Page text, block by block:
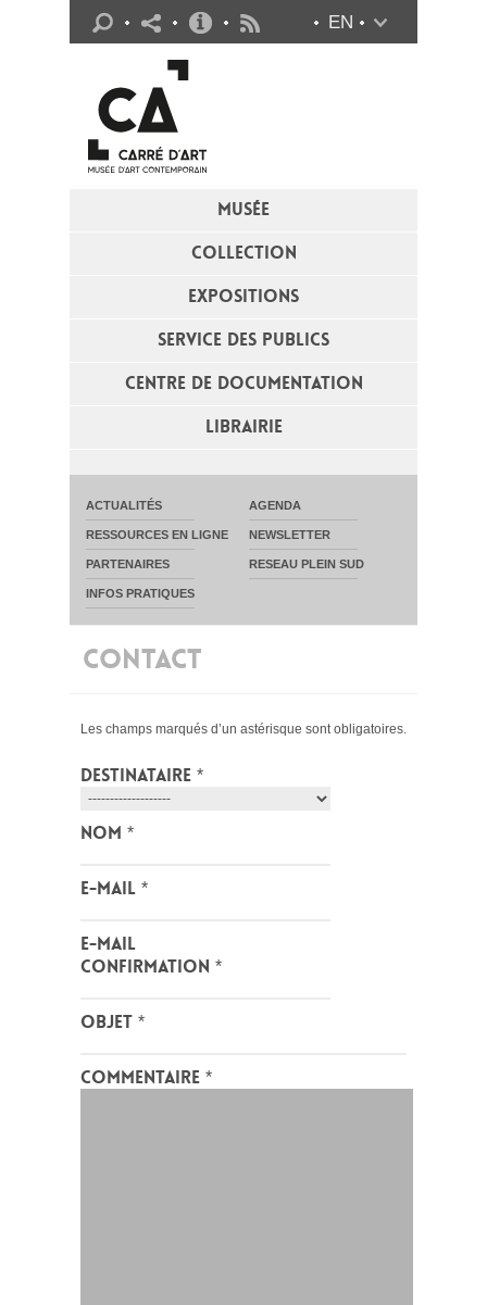
MUSÉE
COLLECTION
EXPOSITIONS
SERVICE DES PUBLICS
CENTRE DE DOCUMENTATION
LIBRAIRIE
EN
ACTUALITÉS AGENDA
RESSOURCES EN LIGNE NEWSLETTER
PARTENAIRES RESEAU PLEIN SUD
INFOS PRATIQUES
Infos pratiques
CONTACT
Les champs marqués d’un astérisque sont obligatoires.
Destinataire *
Nom *
E-mail *
E-mail
confirmation *
Objet *
Commentaire *